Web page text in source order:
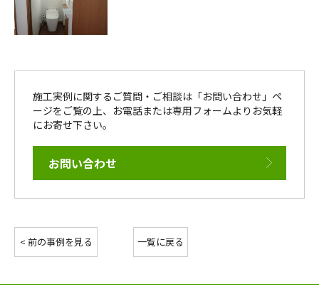
施工実例に関するご質問・ご相談は「お問い合わせ」ペ
ージをご覧の上、お電話または専用フォームよりお気軽
にお寄せ下さい。
お問い合わせ
< 前の事例を見る 一覧に戻る